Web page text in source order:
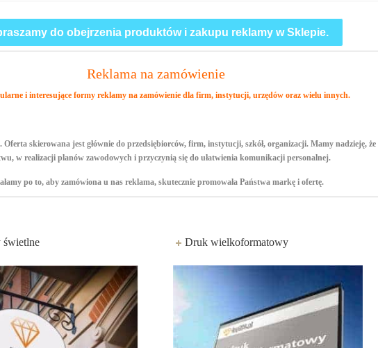
do obejrzenia produktów i zakupu reklamy w Sklepie.
Reklama na zamówienie
i interesujące formy reklamy na zamówienie dla firm, instytucji, urzędów oraz wielu innych.
skierowana jest głównie do przedsiębiorców, firm, instytucji, szkół, organizacji. Mamy nadzieję,
w realizacji planów zawodowych i przyczynią się do ułatwienia komunikacji personalnej.
po to, aby zamówiona u nas reklama, skutecznie promowała Państwa markę i ofertę.
świetlne Druk wielkoformatowy